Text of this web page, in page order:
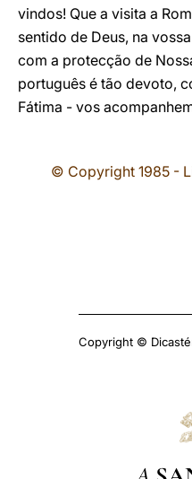
vindos! Que a visita a
sentido de Deus, na
com a protecção de
português é tão devoto,
Fátima - vos
© Copyright 1985 -
Copyright ©